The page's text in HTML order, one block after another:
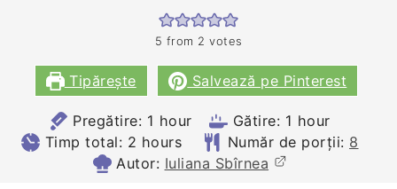
5 from 2 votes
Tipărește Salvează pe Pinterest
Pregătire: 1 hour
hour Gătire: 1 hour
hour
Timp total: 2 hours
hours Număr de porții: 8
Autor: Iuliana Sbîrnea